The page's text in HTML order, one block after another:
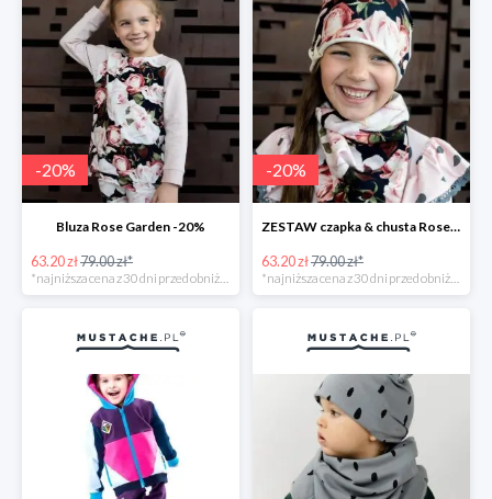
-20%
Bluza Rose Garden -20%
63.20 zł79.00 zł*
*najniższa cena z 30 dni przed obniżką
-20%
ZESTAW czapka & chusta Rose Garden -20%
63.20 zł79.00 zł*
*najniższa cena z 30 dni przed obniżką